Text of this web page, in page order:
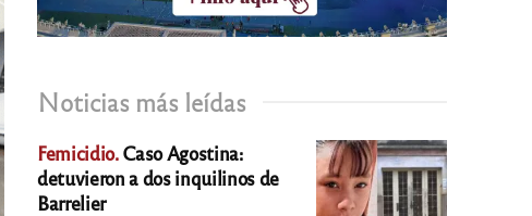
Noticias más leídas
Femicidio.Caso Agostina:
detuvieron a dos inquilinos de
Barrelier